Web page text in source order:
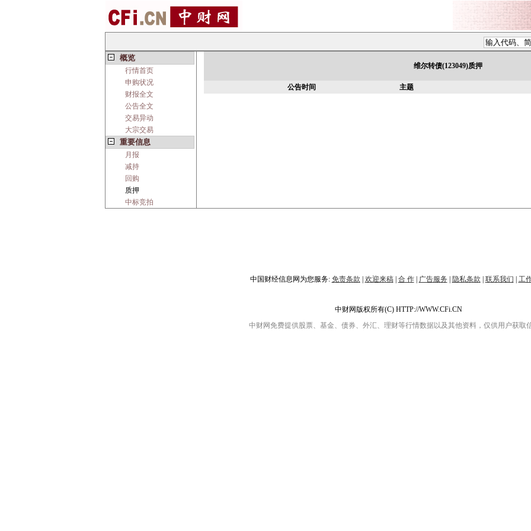
概览
行情首页
申购状况
财报全文
公告全文
交易异动
大宗交易
重要信息
月报
减持
回购
质押
中标竞拍
维尔转债(123049)质押
公告时间 主题
中国财经信息网为您服务: 免责条款 欢迎来稿| 合 作| 广告服务 隐私条款 联系我们 工
中财网版权所有(C) HTTP://WWW.CFi.CN
中财网免费提供股票、基金、债券、外汇、理财等行情数据以及其他资料，仅供用户获取信